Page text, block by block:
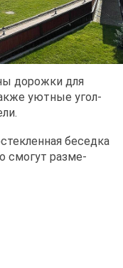
до­рож­ки для
уют­ные угол­
бе­сед­ка
смо­гут раз­ме­